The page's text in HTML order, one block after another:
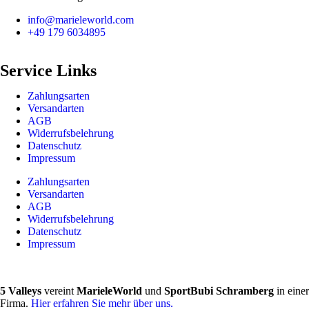
info@marieleworld.com
+49 179 6034895
Service Links
Zahlungsarten
Versandarten
AGB
Widerrufsbelehrung
Datenschutz
Impressum
Zahlungsarten
Versandarten
AGB
Widerrufsbelehrung
Datenschutz
Impressum
5 Valleys vereint MarieleWorld und SportBubi Schramberg in einer
Firma. Hier erfahren Sie mehr über uns.